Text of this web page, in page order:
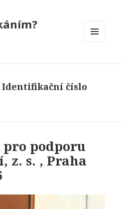
číslo
podporu
z. s. , Praha